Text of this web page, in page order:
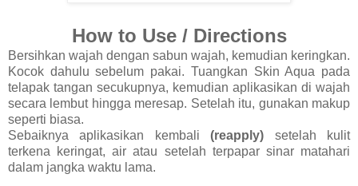
How to Use / Directions
Bersihkan wajah dengan sabun wajah, kemudian keringkan.
Kocok dahulu sebelum pakai. Tuangkan Skin Aqua pada
telapak tangan secukupnya, kemudian aplikasikan di wajah
secara lembut hingga meresap. Setelah itu, gunakan makup
seperti biasa.
Sebaiknya aplikasikan kembali(reapply) setelah kulit
terkena keringat, air atau setelah terpapar sinar matahari
dalam jangka waktu lama.